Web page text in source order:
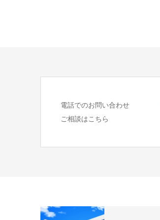
電話でのお問い合わせ
ご相談はこちら